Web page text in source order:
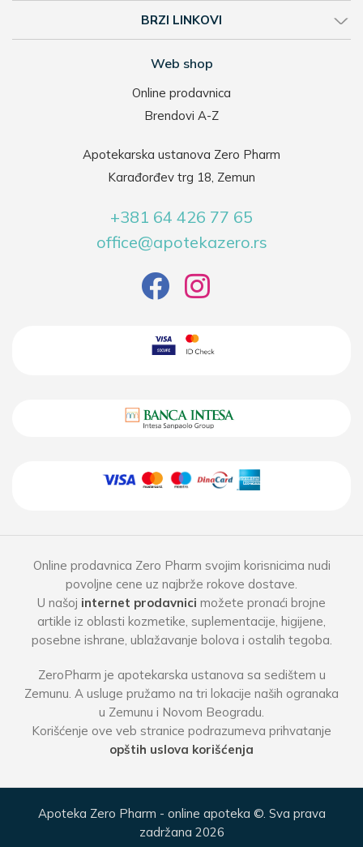
BRZI LINKOVI
Web shop
Online prodavnica
Brendovi A-Z
Apotekarska ustanova Zero Pharm
Karađorđev trg 18, Zemun
+381 64 426 77 65
office@apotekazero.rs
Online prodavnica Zero Pharm svojim korisnicima nudi
povoljne cene uz najbrže rokove dostave.
U našoj internet prodavnici možete pronaći brojne
artikle iz oblasti kozmetike, suplementacije, higijene,
posebne ishrane, ublažavanje bolova i ostalih tegoba.
ZeroPharm je apotekarska ustanova sa sedištem u
Zemunu. A usluge pružamo na tri lokacije naših ogranaka
u Zemunu i Novom Beogradu.
Korišćenje ove veb stranice podrazumeva prihvatanje
opštih uslova korišćenja
Apoteka Zero Pharm - online apoteka ©. Sva prava
zadržana 2026